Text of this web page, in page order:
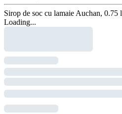
Sirop de soc cu lamaie Auchan, 0.75 l
Loading...